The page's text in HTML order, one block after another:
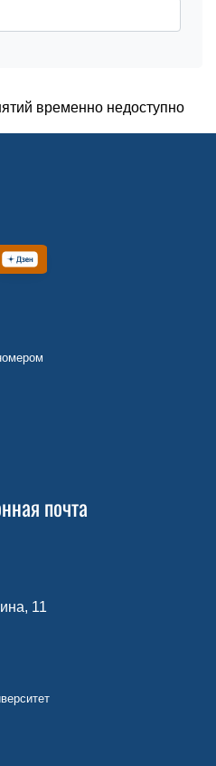
временно недоступно
почта
11